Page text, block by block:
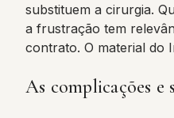
substituem a cirurgia.
a frustração tem
contrato. O material do
As complicações e